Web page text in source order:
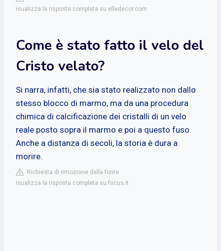
isualizza la risposta completa su elledecor.com
Come è stato fatto il velo del
Cristo velato?
Si narra, infatti, che sia stato realizzato non dallo
stesso blocco di marmo, ma da una procedura
chimica di calcificazione dei cristalli di un velo
reale posto sopra il marmo e poi a questo fuso.
Anche a distanza di secoli, la storia è dura a
morire.
Richiesta di rimozione della fonte
isualizza la risposta completa su focus.it